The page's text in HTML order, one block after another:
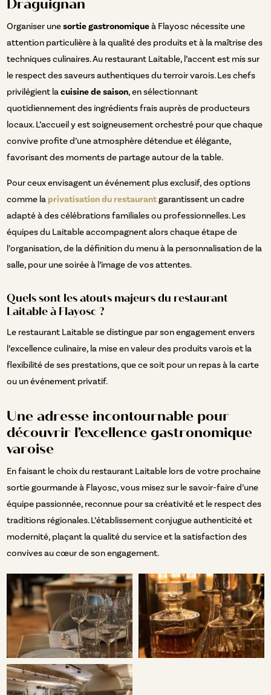
Draguignan
Organiser unesortie gastronomiqueà Flayosc nécessite une
attention particulière à la qualité des produits et à la maîtrise des
techniques culinaires. Au restaurant Laitable, l’accent est mis sur
le respect des saveurs authentiques du terroir varois. Les chefs
privilégient lacuisine de saison, en sélectionnant
quotidiennement des ingrédients frais auprès de producteurs
locaux. L’accueil y est soigneusement orchestré pour que chaque
convive profite d’une atmosphère détendue et élégante,
favorisant des moments de partage autour de la table.
Pour ceux envisagent un événement plus exclusif, des options
comme la privatisation du restaurantgarantissent un cadre
adapté à des célébrations familiales ou professionnelles. Les
équipes du Laitable accompagnent alors chaque étape de
l’organisation, de la définition du menu à la personnalisation de la
salle, pour une soirée à l’image de vos attentes.
Quels sont les atouts majeurs du restaurant
Laitable à Flayosc ?
Le restaurant Laitable se distingue par son engagement envers
l’excellence culinaire, la mise en valeur des produits varois et la
flexibilité de ses prestations, que ce soit pour un repas à la carte
ou un événement privatif.
Une adresse incontournable pour
découvrir l’excellence gastronomique
varoise
En faisant le choix du restaurant Laitable lors de votre prochaine
sortie gourmande à Flayosc, vous misez sur le savoir-faire d’une
équipe passionnée, reconnue pour sa créativité et le respect des
traditions régionales. L’établissement conjugue authenticité et
modernité, plaçant la qualité du service et la satisfaction des
convives au cœur de son engagement.